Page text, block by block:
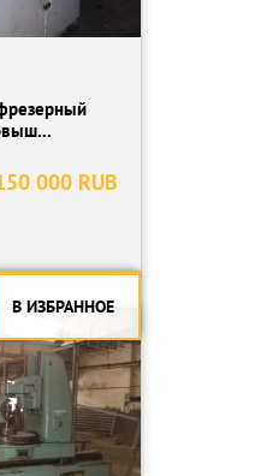
000 RUB
В ИЗБРАННОЕ